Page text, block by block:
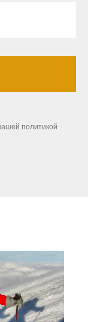
политикой